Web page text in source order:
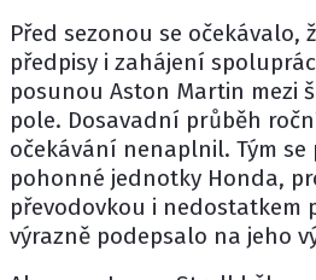
Před sezonou se očekávalo,
předpisy i zahájení
posunou Aston Martin mezi
pole. Dosavadní průběh
očekávání nenaplnil. Tým se
pohonné jednotky Honda,
převodovkou i nedostatkem
výrazně podepsalo na jeho